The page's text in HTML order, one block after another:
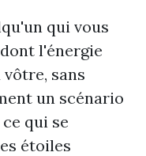
qui vous
l'énergie
sans
un scénario
qui se
étoiles